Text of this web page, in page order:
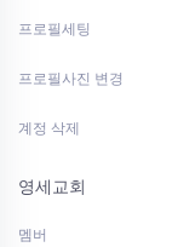
프로필세팅
프로필사진 변경
계정 삭제
영세교회
멤버